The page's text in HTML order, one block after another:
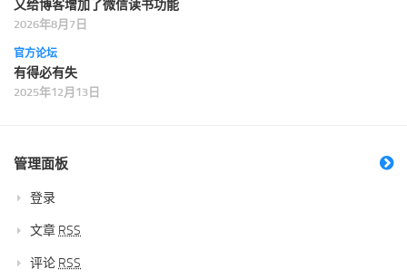
又给博客增加了微信读书功能
2026年8月7日
官方论坛
有得必有失
2025年12月13日
管理面板
登录
文章 RSS
评论 RSS